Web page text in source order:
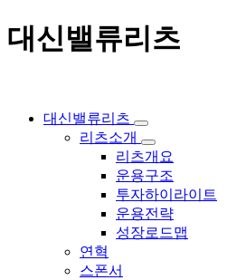
대신밸류리츠
대신밸류리츠
리츠소개
리츠개요
운용구조
투자하이라이트
운용전략
성장로드맵
연혁
스폰서